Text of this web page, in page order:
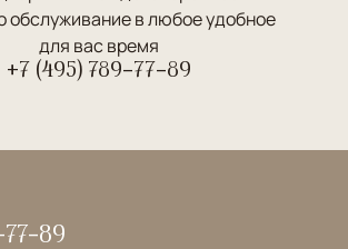
обслуживание в любое удобное
для вас время
+7 (495) 789-77-89
77-89